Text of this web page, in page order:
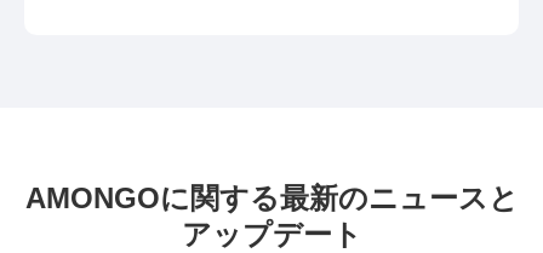
AMONGOに関する最新のニュースと
アップデート